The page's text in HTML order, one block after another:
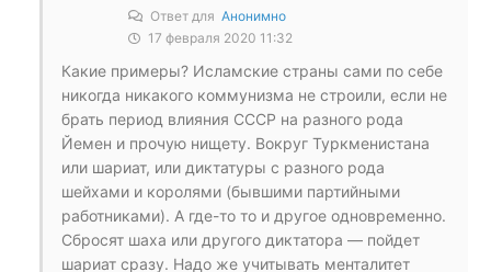
Ответ для Анонимно
17 февраля 2020 11:32
Какие примеры? Исламские страны сами по себе
никогда никакого коммунизма не строили, если не
брать период влияния СССР на разного рода
Йемен и прочую нищету. Вокруг Туркменистана
или шариат, или диктатуры с разного рода
шейхами и королями (бывшими партийными
работниками). А где-то то и другое одновременно.
Сбросят шаха или другого диктатора — пойдет
шариат сразу. Надо же учитывать менталитет